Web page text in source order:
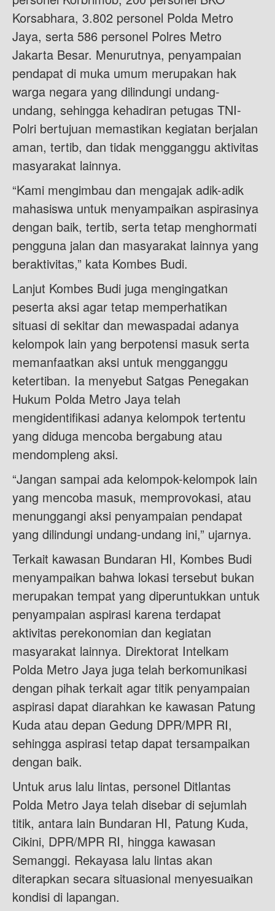
Korsabhara, 3.802 personel Polda Metro
Jaya, serta 586 personel Polres Metro
Jakarta Besar. Menurutnya, penyampaian
pendapat di muka umum merupakan hak
warga negara yang dilindungi undang-
undang, sehingga kehadiran petugas TNI-
Polri bertujuan memastikan kegiatan berjalan
aman, tertib, dan tidak mengganggu aktivitas
masyarakat lainnya.
“Kami mengimbau dan mengajak adik-adik
mahasiswa untuk menyampaikan aspirasinya
dengan baik, tertib, serta tetap menghormati
pengguna jalan dan masyarakat lainnya yang
beraktivitas,” kata Kombes Budi.
Lanjut Kombes Budi juga mengingatkan
peserta aksi agar tetap memperhatikan
situasi di sekitar dan mewaspadai adanya
kelompok lain yang berpotensi masuk serta
memanfaatkan aksi untuk mengganggu
ketertiban. Ia menyebut Satgas Penegakan
Hukum Polda Metro Jaya telah
mengidentifikasi adanya kelompok tertentu
yang diduga mencoba bergabung atau
mendompleng aksi.
“Jangan sampai ada kelompok-kelompok lain
yang mencoba masuk, memprovokasi, atau
menunggangi aksi penyampaian pendapat
yang dilindungi undang-undang ini,” ujarnya.
Terkait kawasan Bundaran HI, Kombes Budi
menyampaikan bahwa lokasi tersebut bukan
merupakan tempat yang diperuntukkan untuk
penyampaian aspirasi karena terdapat
aktivitas perekonomian dan kegiatan
masyarakat lainnya. Direktorat Intelkam
Polda Metro Jaya juga telah berkomunikasi
dengan pihak terkait agar titik penyampaian
aspirasi dapat diarahkan ke kawasan Patung
Kuda atau depan Gedung DPR/MPR RI,
sehingga aspirasi tetap dapat tersampaikan
dengan baik.
Untuk arus lalu lintas, personel Ditlantas
Polda Metro Jaya telah disebar di sejumlah
titik, antara lain Bundaran HI, Patung Kuda,
Cikini, DPR/MPR RI, hingga kawasan
Semanggi. Rekayasa lalu lintas akan
diterapkan secara situasional menyesuaikan
kondisi di lapangan.